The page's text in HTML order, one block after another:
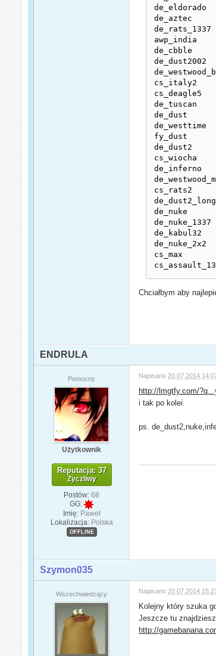
de_eldorado
de_aztec
de_rats_1337
awp_india
de_cbble
de_dust2002
cs_italy2
cs_deagle5
de_tuscan
de_dust
de_westtime
fy_dust
de_dust2
cs_wiocha
de_inferno
cs_rats2
de_dust2_long
de_nuke
de_nuke_1337
de_kabul32
de_nuke_2x2
cs_max
Chciałbym aby
ENDRULA
Pomocny
Użytkownik
Reputacja: 37
Życzliwy
Postów: 68
GG:
Imię: Paweł
Lokalizacja: Polska
OFFLINE
Napisano 20.07.2014
http://lmgtfy.com/
i tak po kolei.
ps.
Szymon035
Wszechwiedzący Napisano 20.07.2014 15:21
Kolejny który szuka
Jeszcze tu
http://